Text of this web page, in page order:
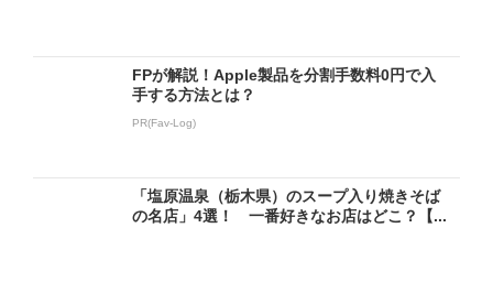
FPが解説！Apple製品を分割手数料0円で入
手する方法とは？
PR(Fav-Log)
「塩原温泉（栃木県）のスープ入り焼きそば
の名店」4選！ 一番好きなお店はどこ？【...